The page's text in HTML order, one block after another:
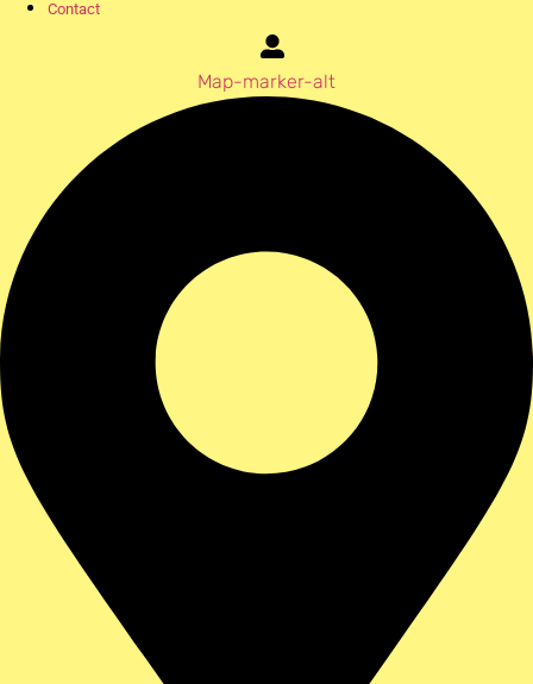
Contact
Map-marker-alt